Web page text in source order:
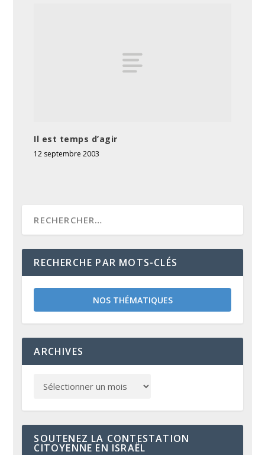
Il est temps d’agir
12 septembre 2003
RECHERCHE PAR MOTS-CLÉS
NOS THÉMATIQUES
ARCHIVES
SOUTENEZ LA CONTESTATION
CITOYENNE EN ISRAËL